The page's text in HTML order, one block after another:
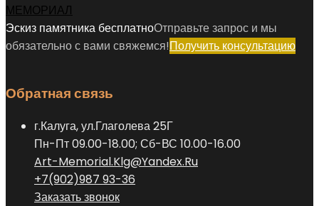
Эскиз памятника бесплатноОтправьте запрос и мы
обязательно с вами свяжемся!Получить консультацию
Обратная связь
г.Калуга, ул.Глаголева 25Г
Пн-Пт 09.00-18.00; Сб-ВС 10.00-16.00
Art-Memorial.Klg@Yandex.Ru
+7(902)987 93-36
Заказать звонок